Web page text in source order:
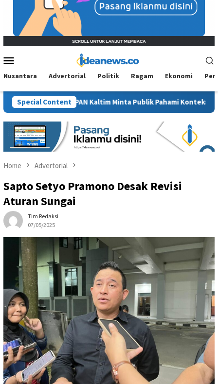
Menu
Nusantara Advertorial Politik Ragam Ekonomi
Special Content
BM PAN Kaltim Minta Publik Pahami Konteks Pidato Secara
Home Advertorial
Sapto Setyo Pramono Desak Revisi
Aturan Sungai
Tim Redaksi
07/05/2025